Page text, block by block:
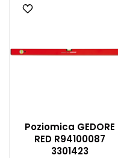
Poziomica GEDORE
RED R94100087
3301423